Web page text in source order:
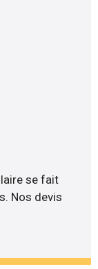
se fait
Nos devis